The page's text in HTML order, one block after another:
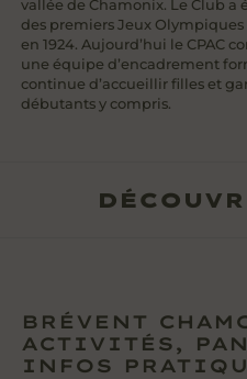
vallée de Chamonix. Le Club a
des premiers Jeux
en 1924. Aujourd’hui le CPAC
une équipe d’encadrement
continue d’accueillir filles et
débutants y compris.
BRÉVENT
ACTIVITÉS,
INFOS